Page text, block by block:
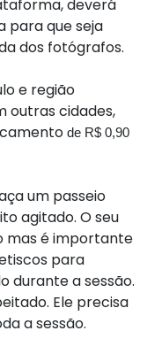
deverá
para que seja
dos fotógrafos.
e região
outras cidades,
de R$ 0,90
um passeio
agitado. O seu
mas é importante
para
durante a sessão.
Ele precisa
a sessão.